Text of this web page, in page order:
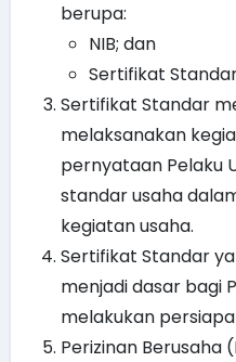
berupa:
NIB; dan
Sertifikat
Sertifikat Standar
melaksanakan
pernyataan Pelaku
standar usaha
kegiatan usaha.
Sertifikat Standar
menjadi dasar bagi
melakukan
Perizinan Berusaha